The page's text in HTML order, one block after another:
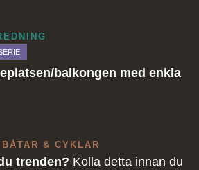
balkongen med enkla
& CYKLAR
trenden? Kolla detta innan du